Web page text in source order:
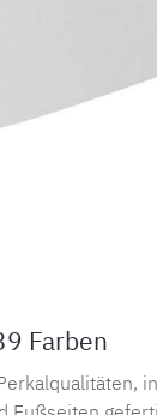
Farben